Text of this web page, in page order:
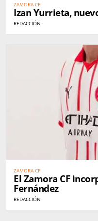
ZAMORA CF
Izan Yurrieta,
REDACCIÓN
ZAMORA CF
El Zamora CF
Fernández
REDACCIÓN